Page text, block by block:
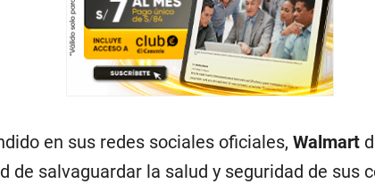
en sus redes sociales oficiales,Walmart
de salvaguardar la salud y seguridad de sus